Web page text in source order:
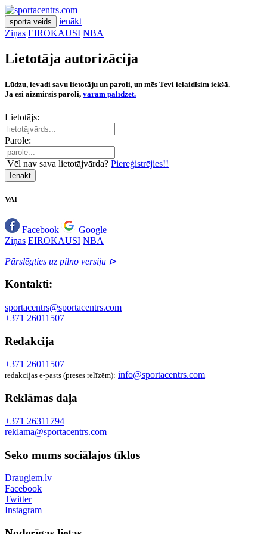
sporta veids
ienākt
Ziņas EIROKAUSI NBA
Lietotāja autorizācija
Lūdzu, ievadi savu lietotāju un paroli, un mēs Tevi ielaidīsim iekšā.
Ja esi aizmirsis paroli, varam palīdzēt.
Lietotājs:
Parole:
Vēl nav sava lietotājvārda? Piereģistrējies!!
Ienākt
VAI
Facebook
Google
Ziņas EIROKAUSI NBA
Pārslēgties uz pilno versiju ⊳
Kontakti:
sportacentrs@sportacentrs.com
+371 26011507
Redakcija
+371 26011507
redakcijas e-pasts (preses relīzēm): info@sportacentrs.com
Reklāmas daļa
+371 26311794
reklama@sportacentrs.com
Seko mums sociālajos tīklos
Draugiem.lv
Facebook
Twitter
Instagram